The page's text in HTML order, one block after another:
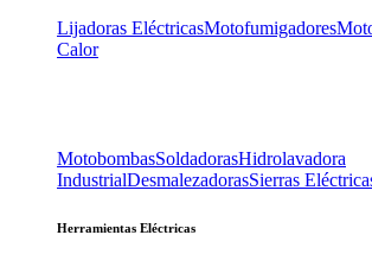
Lijadoras EléctricasMotofumigadores
Calor
MotobombasSoldadorasHidrolavadora
IndustrialDesmalezadorasSierras
Herramientas Eléctricas